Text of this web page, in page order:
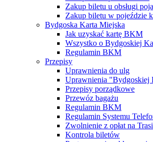
Zakup biletu u obsługi
Zakup biletu w pojeździe
Bydgoska Karta Miejska
Jak uzyskać kartę BKM
Wszystko o Bydgoskiej
Regulamin BKM
Przepisy
Uprawnienia do ulg
Uprawnienia "Bydgoskiej
Przepisy porządkowe
Przewóz bagażu
Regulamin BKM
Regulamin Systemu
Zwolnienie z opłat na
Kontrola biletów